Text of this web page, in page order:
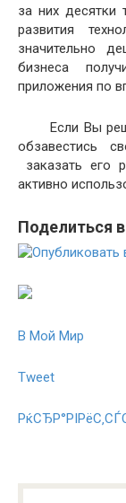
за них десятки
развития
значительно
бизнеса
приложения по
Если Вы
обзавестись
заказать его
активно
Поделиться
В Мой Мир
Tweet